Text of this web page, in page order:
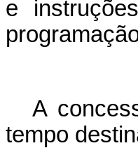
e
A
tempo